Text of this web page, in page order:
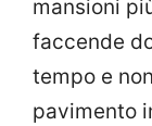
mansioni
faccende
tempo e
pavimento